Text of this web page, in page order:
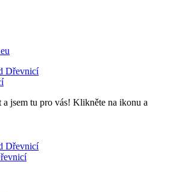
jsem tu pro vás! Klikněte na ikonu a